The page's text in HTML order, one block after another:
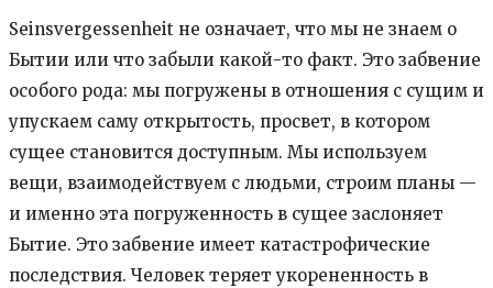
Seinsvergessenheit не означает, что мы не знаем о
Бытии или что забыли какой-то факт. Это забвение
особого рода: мы погружены в отношения с сущим и
упускаем саму открытость, просвет, в котором
сущее становится доступным. Мы используем
вещи, взаимодействуем с людьми, строим планы —
и именно эта погруженность в сущее заслоняет
Бытие. Это забвение имеет катастрофические
последствия. Человек теряет укорененность в